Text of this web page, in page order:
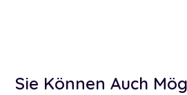
Sie Können Auch